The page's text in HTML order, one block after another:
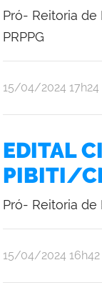
Pró- Reitoria de
PRPPG
publicado
15/04/2024 17h24
EDITAL
PIBITI/
Pró- Reitoria de
publicado
15/04/2024 16h42